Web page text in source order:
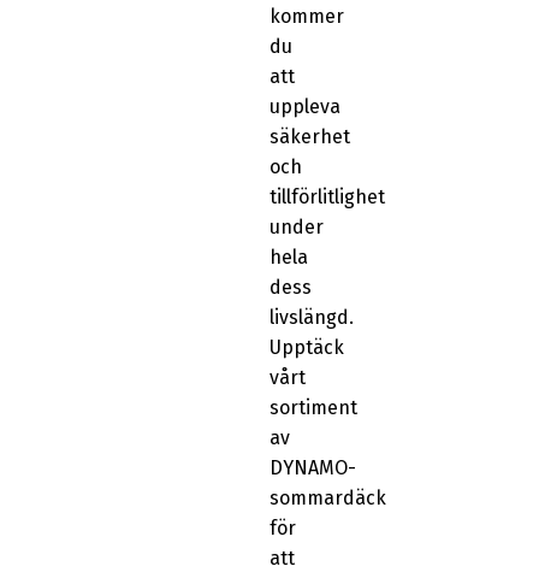
kommer
du
att
uppleva
säkerhet
och
tillförlitlighet
under
hela
dess
livslängd.
Upptäck
vårt
sortiment
av
DYNAMO-
sommardäck
för
att